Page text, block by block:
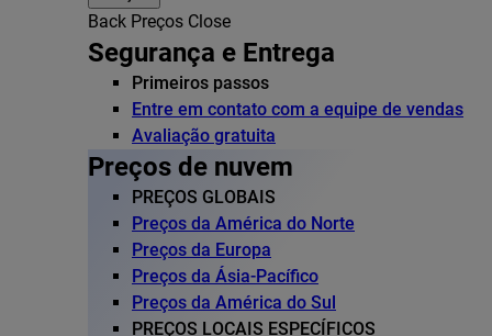
Back Preços Close
Segurança e Entrega
Primeiros passos
Entre em contato com a equipe de vendas
Avaliação gratuita
Preços de nuvem
PREÇOS GLOBAIS
Preços da América do Norte
Preços da Europa
Preços da Ásia-Pacífico
Preços da América do Sul
PREÇOS LOCAIS ESPECÍFICOS